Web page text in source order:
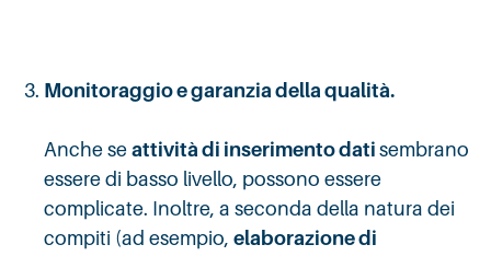
Monitoraggio e garanzia della qualità.
Anche se attività di inserimento dati sembrano
essere di basso livello, possono essere
complicate. Inoltre, a seconda della natura dei
compiti (ad esempio, elaborazione di